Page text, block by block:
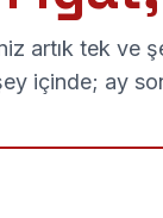
artık tek ve
içinde; ay